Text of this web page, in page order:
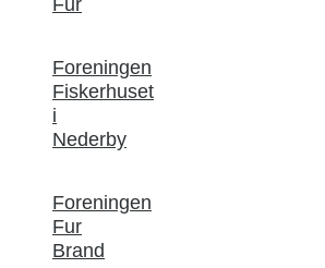
Foreningen
Fiskerhuset
i
Nederby
Foreningen
Fur
Brand